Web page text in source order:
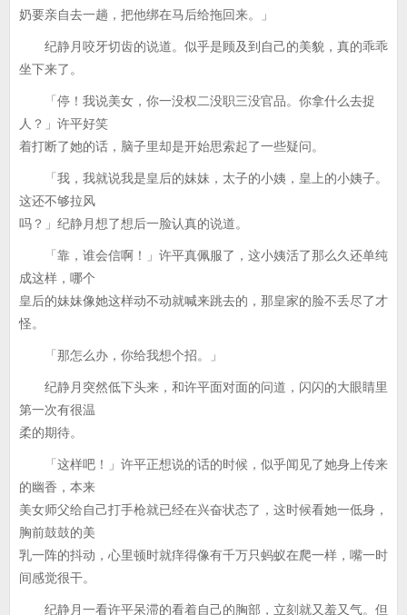
奶要亲自去一趟，把他绑在马后给拖回来。」
纪静月咬牙切齿的说道。似乎是顾及到自己的美貌，真的乖乖
坐下来了。
「停！我说美女，你一没权二没职三没官品。你拿什么去捉
人？」许平好笑
着打断了她的话，脑子里却是开始思索起了一些疑问。
「我，我就说我是皇后的妹妹，太子的小姨，皇上的小姨子。
这还不够拉风
吗？」纪静月想了想后一脸认真的说道。
「靠，谁会信啊！」许平真佩服了，这小姨活了那么久还单纯
成这样，哪个
皇后的妹妹像她这样动不动就喊来跳去的，那皇家的脸不丢尽了才
怪。
「那怎么办，你给我想个招。」
纪静月突然低下头来，和许平面对面的问道，闪闪的大眼睛里
第一次有很温
柔的期待。
「这样吧！」许平正想说的话的时候，似乎闻见了她身上传来
的幽香，本来
美女师父给自己打手枪就已经在兴奋状态了，这时候看她一低身，
胸前鼓鼓的美
乳一阵的抖动，心里顿时就痒得像有千万只蚂蚁在爬一样，嘴一时
间感觉很干。
纪静月一看许平呆滞的看着自己的胸部，立刻就又羞又气。但